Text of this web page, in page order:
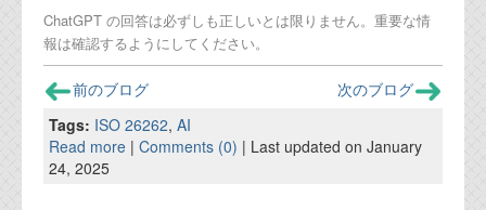
ChatGPT の回答は必ずしも正しいとは限りません。重要な情
報は確認するようにしてください。
前のブログ
次のブログ
Tags: ISO 26262, AI
Read more | Comments (0) | Last updated on January
24, 2025